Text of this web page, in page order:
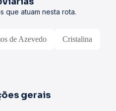
que atuam nesta rota.
de Azevedo Cristalina
gerais